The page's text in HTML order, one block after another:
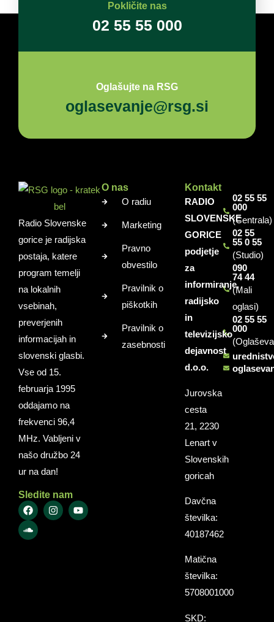
Pokličite nas
02 55 55 000
Oglašujte na RSG
oglasevanje@rsg.si
Radio Slovenske
gorice je radijska
postaja, katere
program temelji
na lokalnih
vsebinah,
preverjenih
informacijah in
slovenski glasbi.
Vse od 15.
februarja 1995
oddajamo na
frekvenci 96,4
MHz. Vabljeni v
našo družbo 24
ur na dan!
Sledite nam
O nas
O radiu
Marketing
Pravno
obvestilo
Pravilnik o
piškotkih
Pravilnik o
zasebnosti
Kontakt
RADIO
SLOVENSKE
GORICE
podjetje
za
informiranje,
radijsko
in
televizijsko
dejavnost
d.o.o.
Jurovska
cesta
21, 2230
Lenart v
Slovenskih
goricah
Davčna
številka:
40187462
Matična
številka:
5708001000
SKD:
02 55 55
000
(Centrala)
02 55
55 0 55
(Studio)
090
74 44
(Mali
oglasi)
02 55 55
000